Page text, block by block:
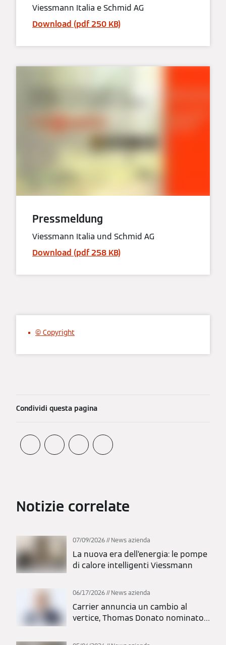
Viessmann Italia e Schmid AG
Download (pdf 250 KB)
Pressmeldung
Viessmann Italia und Schmid AG
Download (pdf 258 KB)
© Copyright
Condividi questa pagina
Notizie correlate
07/09/2026 News azienda
La nuova era dell’energia: le pompe
di calore intelligenti Viessmann
06/17/2026 News azienda
Carrier annuncia un cambio al
vertice, Thomas Donato nominato